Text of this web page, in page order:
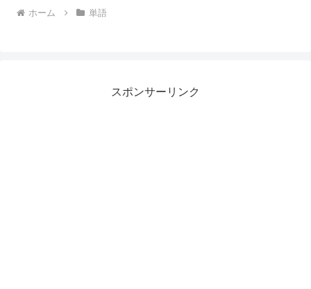
ホーム 単語
スポンサーリンク